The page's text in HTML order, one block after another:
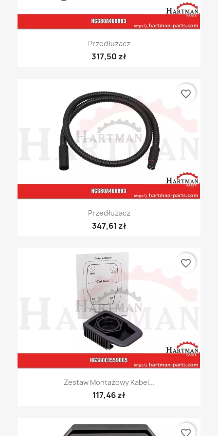
Przedłużacz
317,50 zł
Przedłużacz
347,61 zł
favorite_border
Zestaw Montażowy Kabel...
117,46 zł
favorite_border
favorite_border